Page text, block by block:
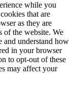
while you
that are
as they are
of the website. We
and understand how
in your browser
to opt-out of these
may affect your